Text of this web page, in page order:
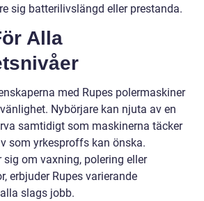
sig batterilivslängd eller prestanda.
Alla
med Rupes polermaskiner
Nybörjare kan njuta av en
samtidigt som maskinerna täcker
som yrkesproffs kan önska.
sig om vaxning, polering eller
erbjuder Rupes varierande
slags jobb.